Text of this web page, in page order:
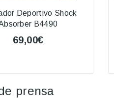
Deportivo Shock
B4490
69,00€
prensa